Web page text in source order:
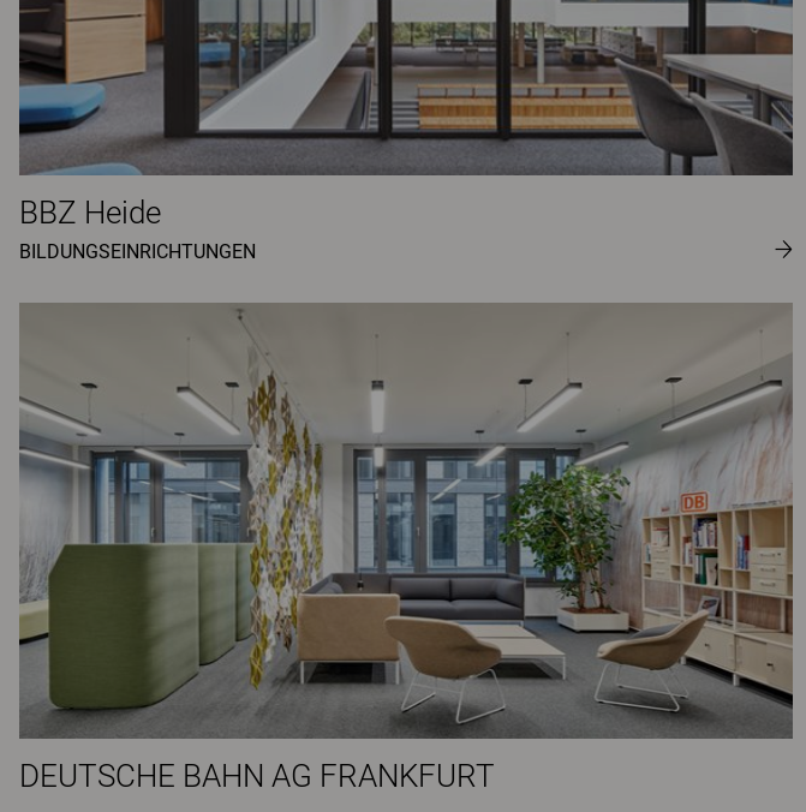
BBZ Heide
BILDUNGSEINRICHTUNGEN
DEUTSCHE BAHN AG FRANKFURT